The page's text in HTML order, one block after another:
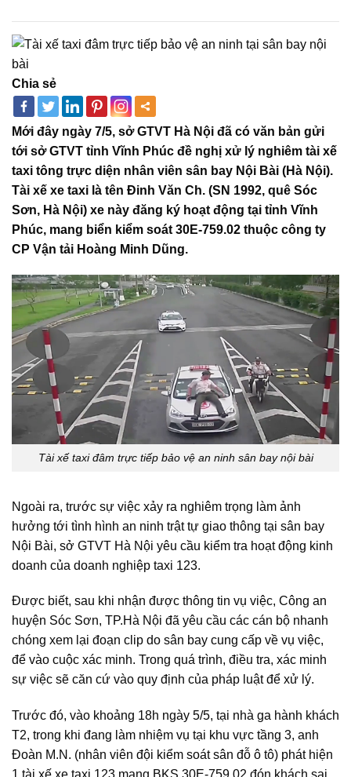
Chia sẻ
Mới đây ngày 7/5, sở GTVT Hà Nội đã có văn bản gửi
tới sở GTVT tỉnh Vĩnh Phúc đề nghị xử lý nghiêm tài xế
taxi tông trực diện nhân viên sân bay Nội Bài (Hà Nội).
Tài xế xe taxi là tên Đinh Văn Ch. (SN 1992, quê Sóc
Sơn, Hà Nội) xe này đăng ký hoạt động tại tỉnh Vĩnh
Phúc, mang biển kiểm soát 30E-759.02 thuộc công ty
CP Vận tải Hoàng Minh Dũng.
Tài xế taxi đâm trực tiếp bảo vệ an ninh sân bay nội bài
Ngoài ra, trước sự việc xảy ra nghiêm trọng làm ảnh
hưởng tới tình hình an ninh trật tự giao thông tại sân bay
Nội Bài, sở GTVT Hà Nội yêu cầu kiểm tra hoạt động kinh
doanh của doanh nghiệp taxi 123.
Được biết, sau khi nhận được thông tin vụ việc, Công an
huyện Sóc Sơn, TP.Hà Nội đã yêu cầu các cán bộ nhanh
chóng xem lại đoạn clip do sân bay cung cấp về vụ việc,
để vào cuộc xác minh. Trong quá trình, điều tra, xác minh
sự việc sẽ căn cứ vào quy định của pháp luật để xử lý.
Trước đó, vào khoảng 18h ngày 5/5, tại nhà ga hành khách
T2, trong khi đang làm nhiệm vụ tại khu vực tầng 3, anh
Đoàn M.N. (nhân viên đội kiểm soát sân đỗ ô tô) phát hiện